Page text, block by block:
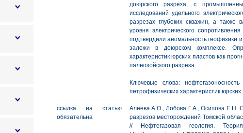
доюрского разреза, с
исследований удельного
разрезах глубоких скважин, а также
уровня электрического
подтвердили аномальность
залежи в доюрском комплексе.
характеристик юрских пластов как
палеозойского разреза.
Ключевые слова:
петрофизических характеристик
ссылка на статью
обязательна
Алеева А.О., Лобова Г.А., Осипова Е.Н.
разрезов месторождений Томской
// Нефтегазовая геология.